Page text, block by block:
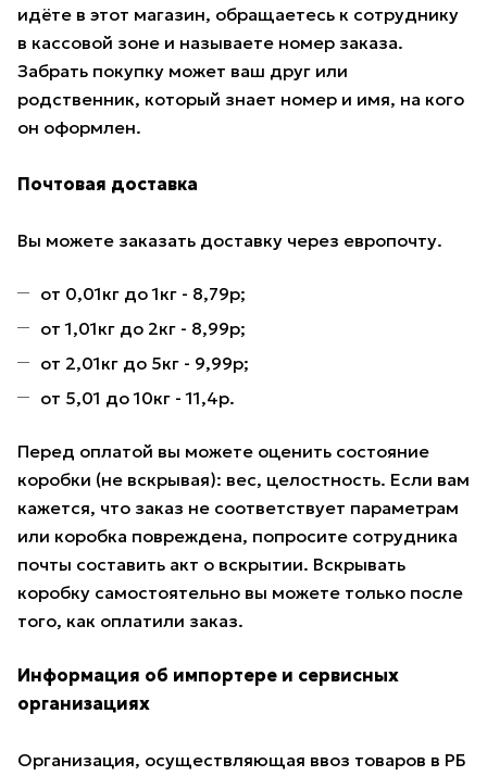
идёте в этот магазин, обращаетесь к сотруднику
в кассовой зоне и называете номер заказа.
Забрать покупку может ваш друг или
родственник, который знает номер и имя, на кого
он оформлен.
Почтовая доставка
Вы можете заказать доставку через европочту.
от 0,01кг до 1кг - 8,79р;
от 1,01кг до 2кг - 8,99р;
от 2,01кг до 5кг - 9,99р;
от 5,01 до 10кг - 11,4р.
Перед оплатой вы можете оценить состояние
коробки (не вскрывая): вес, целостность. Если вам
кажется, что заказ не соответствует параметрам
или коробка повреждена, попросите сотрудника
почты составить акт о вскрытии. Вскрывать
коробку самостоятельно вы можете только после
того, как оплатили заказ.
Информация об импортере и сервисных
организациях
Организация, осуществляющая ввоз товаров в РБ